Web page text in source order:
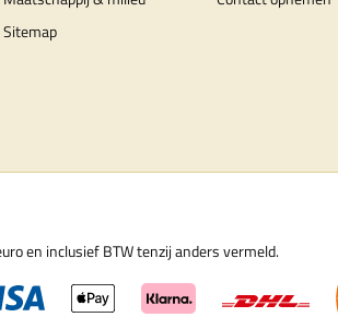
Sitemap
en inclusief BTW tenzij anders vermeld.